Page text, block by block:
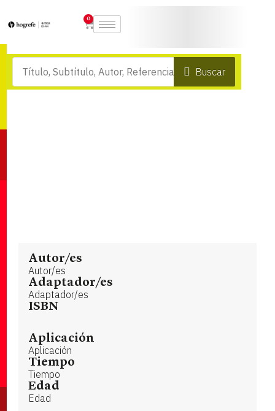
0
Buscar
Autor/es
Autor/es
Adaptador/es
Adaptador/es
ISBN
Aplicación
Aplicación
Tiempo
Tiempo
Edad
Edad